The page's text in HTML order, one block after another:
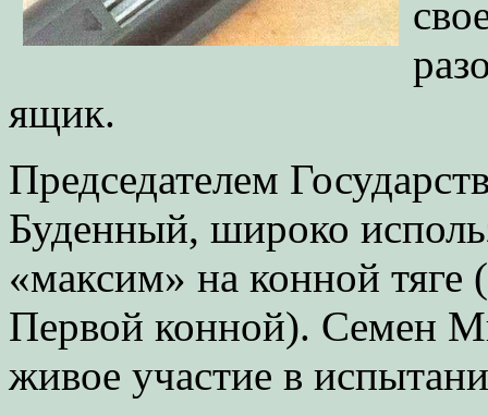
ящик.
Председателем
Буденный, широко
«максим» на конной
Первой конной). Семен
живое участие в